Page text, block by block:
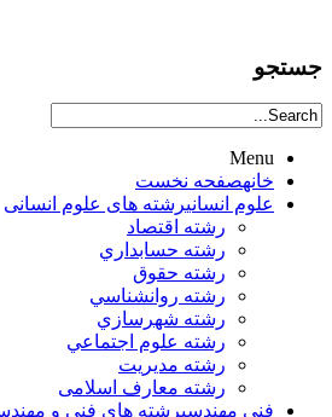
جستجو
Menu
خانهصفحه نخست
علوم انسانيرشته های علوم انسانی
رشته اقتصاد
رشته حسابداري
رشته حقوق
رشته روانشناسي
رشته شهرسازي
رشته علوم اجتماعي
رشته مديريت
رشته معارف اسلامی
فنی مهندسیرشته های فنی و